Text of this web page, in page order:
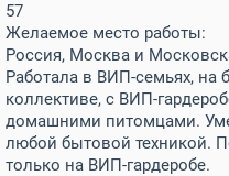
57
Желаемое место работы:
Россия, Москва и
Работала в ВИП-семьях, на
коллективе, с ВИП-
домашними питомцами.
любой бытовой техникой.
только на ВИП-гардеробе.